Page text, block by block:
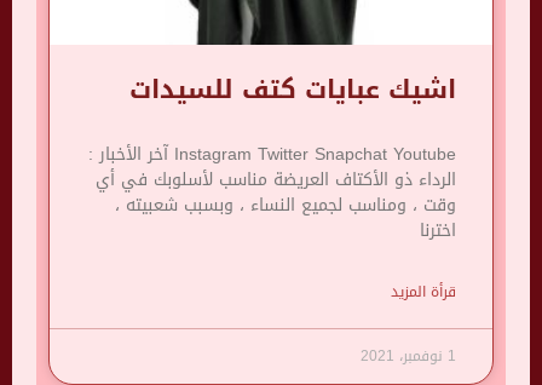
اشيك عبايات كتف للسيدات
Instagram Twitter Snapchat Youtube آخر الأخبار :
الرداء ذو ​​الأكتاف العريضة مناسب لأسلوبك في أي
وقت ، ومناسب لجميع النساء ، وبسبب شعبيته ،
اخترنا
قرأة المزيد
1 نوفمبر، 2021